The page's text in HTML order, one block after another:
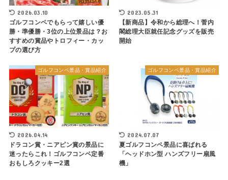
2026.03.10
ゴルフコンペでもらって嬉しい優
勝・準優勝・3位の上位景品は？お
すすめの賞品やトロフィー・カッ
プの選び方
2023.05.31
【新商品】令和から総理へ！菅内
閣総理大臣就任記念グッズを販売
開始
ゴルフコンペ景品・賞品紹介
2026.04.14
ドラコン賞・ニアピン賞の景品に
迷ったらこれ！ゴルフコンペ定番
おもしろクッキー2選
ゴルフコンペ景品・賞品紹介
2024.07.07
夏ゴルフコンペ景品に喜ばれる
「ヘッドホン型 ハンズフリー扇風
機」